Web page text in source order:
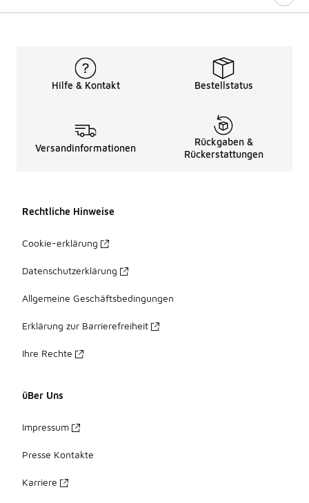
Hilfe & Kontakt Bestellstatus
Versandinformationen
Rückgaben &
Rückerstattungen
Rechtliche Hinweise
Cookie-erklärung
Datenschutzerklärung
Allgemeine Geschäftsbedingungen
Erklärung zur Barrierefreiheit
Ihre Rechte
üBer Uns
Impressum
Presse Kontakte
Karriere